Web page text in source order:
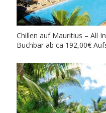
Chillen auf Mauritius – All
Buchbar ab ca 192,00€